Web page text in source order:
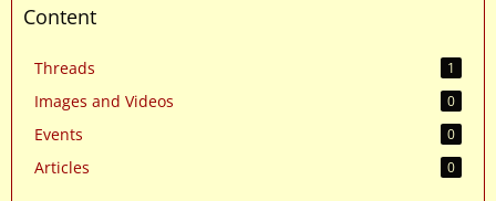
Content
Threads 1
Images and Videos 0
Events 0
Articles 0